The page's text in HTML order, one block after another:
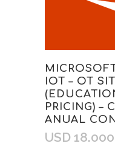
IOT – OT
PRICING) –
ANUAL
USD